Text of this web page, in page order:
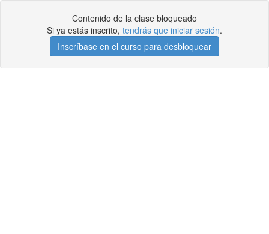
Contenido de la clase bloqueado
Si ya estás inscrito, tendrás que iniciar sesión.
Inscríbase en el curso para desbloquear